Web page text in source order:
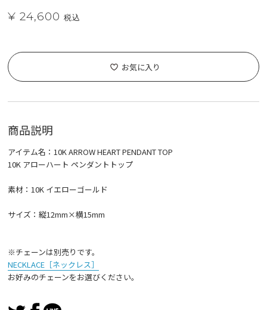
¥ 24,600税込
お気に入り
商品説明
アイテム名：10K ARROW HEART PENDANT TOP
10K アローハート ペンダントトップ
素材：10K イエローゴールド
サイズ：縦12mm×横15mm
※チェーンは別売りです。
NECKLACE［ネックレス］
お好みのチェーンをお選びください。